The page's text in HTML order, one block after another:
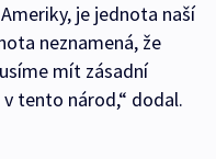
je jednota naší
neznamená, že
mít zásadní
tento národ,“ dodal.